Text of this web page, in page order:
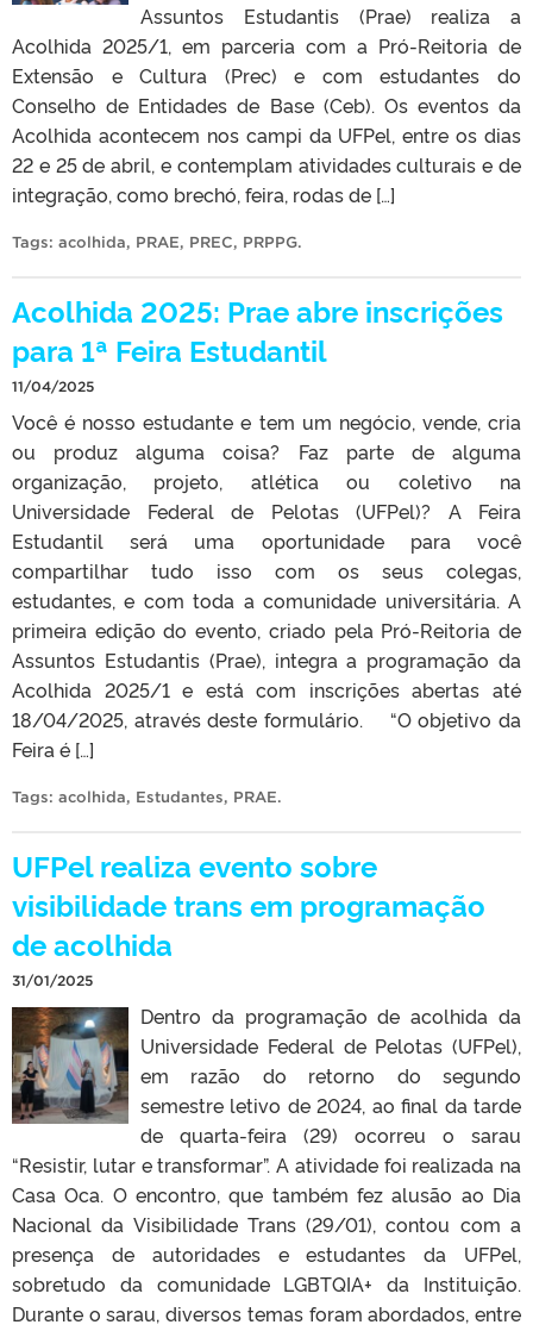
Assuntos Estudantis (Prae) realiza a
Acolhida 2025/1, em parceria com a Pró-Reitoria de
Extensão e Cultura (Prec) e com estudantes do
Conselho de Entidades de Base (Ceb). Os eventos da
Acolhida acontecem nos campi da UFPel, entre os dias
22 e 25 de abril, e contemplam atividades culturais e de
integração, como brechó, feira, rodas de […]
Tags: acolhida, PRAE, PREC, PRPPG.
Acolhida 2025: Prae abre inscrições
para 1ª Feira Estudantil
11/04/2025
Você é nosso estudante e tem um negócio, vende, cria
ou produz alguma coisa? Faz parte de alguma
organização, projeto, atlética ou coletivo na
Universidade Federal de Pelotas (UFPel)? A Feira
Estudantil será uma oportunidade para você
compartilhar tudo isso com os seus colegas,
estudantes, e com toda a comunidade universitária. A
primeira edição do evento, criado pela Pró-Reitoria de
Assuntos Estudantis (Prae), integra a programação da
Acolhida 2025/1 e está com inscrições abertas até
18/04/2025, através deste formulário. “O objetivo da
Feira é […]
Tags: acolhida, Estudantes, PRAE.
UFPel realiza evento sobre
visibilidade trans em programação
de acolhida
31/01/2025
Dentro da programação de acolhida da
Universidade Federal de Pelotas (UFPel),
em razão do retorno do segundo
semestre letivo de 2024, ao final da tarde
de quarta-feira (29) ocorreu o sarau
“Resistir, lutar e transformar”. A atividade foi realizada na
Casa Oca. O encontro, que também fez alusão ao Dia
Nacional da Visibilidade Trans (29/01), contou com a
presença de autoridades e estudantes da UFPel,
sobretudo da comunidade LGBTQIA+ da Instituição.
Durante o sarau, diversos temas foram abordados, entre